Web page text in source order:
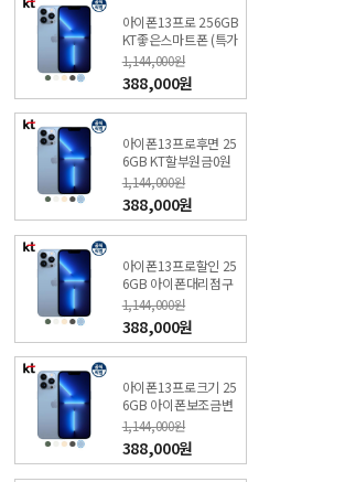
아이폰13프로 256GB
KT좋은스마트폰 (특가
폰 신청) KT샵 직영점
1,144,000원
388,000원
아이폰13프로후면 25
6GB KT할부원금0원
(특가폰 신청) KT직영
매장
1,144,000원
388,000원
아이폰13프로할인 25
6GB 아이폰대리점구
매 (특가폰 신청) KT본
사직영점
1,144,000원
388,000원
아이폰13프로크기 25
6GB 아이폰보조금변
경 (특가폰 신청) KT샵
직영점
1,144,000원
388,000원